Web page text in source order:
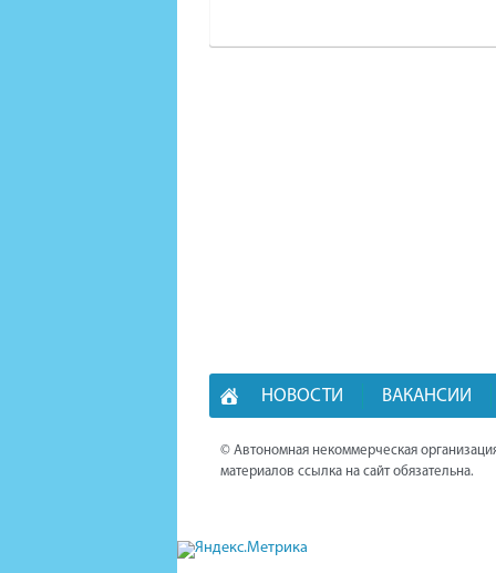
НОВОСТИ ВАКАНСИИ
© Автономная некоммерческая
материалов ссылка на сайт обязательна.